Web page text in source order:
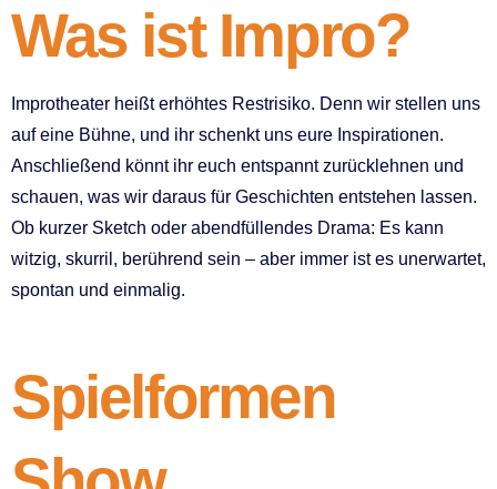
Was ist Impro?
Improtheater heißt erhöhtes Restrisiko. Denn wir stellen uns
auf eine Bühne, und ihr schenkt uns eure Inspirationen.
Anschließend könnt ihr euch entspannt zurücklehnen und
schauen, was wir daraus für Geschichten entstehen lassen.
Ob kurzer Sketch oder abendfüllendes Drama: Es kann
witzig, skurril, berührend sein – aber immer ist es unerwartet,
spontan und einmalig.
Spielformen